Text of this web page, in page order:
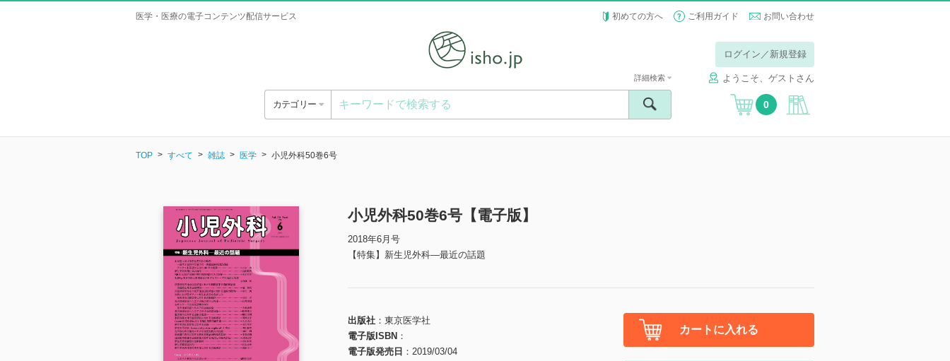
医学・医療の電子コンテンツ配信サービス 初めての方へ ご利用ガイド お問い合わせ
ログイン／新規登録
ようこそ、ゲストさん
カテゴリー
詳細検索
0
TOP すべて 雑誌 医学 小児外科50巻6号
小児外科50巻6号【電子版】
2018年6月号
【特集】新生児外科―最近の話題
出版社
東京医学社
電子版ISBN
電子版発売日
2019/03/04
カートに入れる